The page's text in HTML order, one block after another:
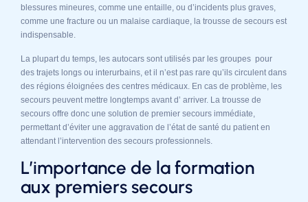
blessures mineures, comme une entaille, ou d’incidents plus graves,
comme une fracture ou un malaise cardiaque, la trousse de secours est
indispensable.
La plupart du temps, les autocars sont utilisés par les groupes pour
des trajets longs ou interurbains, et il n’est pas rare qu’ils circulent dans
des régions éloignées des centres médicaux. En cas de problème, les
secours peuvent mettre longtemps avant d’ arriver. La trousse de
secours offre donc une solution de premier secours immédiate,
permettant d’éviter une aggravation de l’état de santé du patient en
attendant l’intervention des secours professionnels.
L’importance de la formation
aux premiers secours